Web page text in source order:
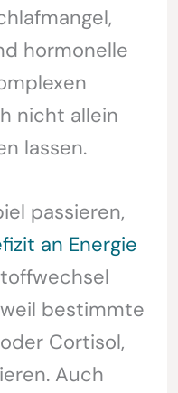
hormonelle
nicht allein
lassen.
passieren,
an Energie
bestimmte
Cortisol,
Auch